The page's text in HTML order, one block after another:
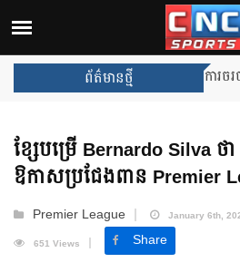
ព័ត៌មានថ្មី
ខ្សែបម្រើ Bernardo Silva
ឱកាសប្រជែងពាន Premier
Premier League
January 6th,
651 Views
Share